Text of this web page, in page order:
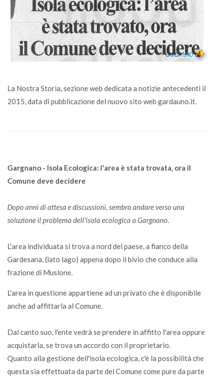
La Nostra Storia, sezione web dedicata a notizie antecedenti il
2015, data di pubblicazione del nuovo sito web gardauno.it.
Gargnano - Isola Ecologica: l'area è stata trovata, ora il
Comune deve decidere
Dopo anni di attesa e discussioni, sembra andare verso una
soluzione il problema dell'isola ecologica a Gargnano.
L'area individuata si trova a nord del paese, a fianco della
Gardesana, (lato lago) appena dopo il bivio che conduce alla
frazione di Muslone.
L'area in questione appartiene ad un privato che è disponibile
anche ad affittarla al Comune.
Dal canto suo, l'ente vedrà se prendere in affitto l'area oppure
acquistarla, se trova un accordo con il proprietario.
Quanto alla gestione dell'isola ecologica, c'è la possibilità che
questa sia effettuata da parte del Comune come pure da parte